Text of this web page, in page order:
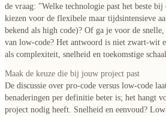
de vraag: "Welke technologie past het beste
kiezen voor de flexibele maar tijdsintensieve
bekend als high code)? Of ga je voor de
van low-code? Het antwoord is niet zwart-wit
als complexiteit, snelheid en toekomstige
Maak de keuze die bij jouw project past
De discussie over pro-code versus low-code
benaderingen per definitie beter is; het hangt
project nodig heeft. Snelheid en eenvoud?